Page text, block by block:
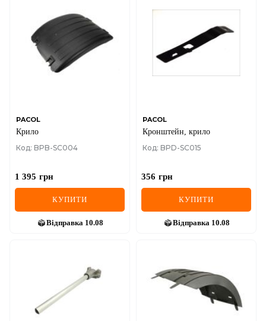
MERCEDES-BENZ
MG
NISSAN
POLESTAR
RENAULT
SEAT
PACOL
Крило
Код: BPB-SC004
1 395 грн
КУПИТИ
Відправка 10.08
PACOL
Кронштейн, крило
Код: BPD-SC015
356 грн
КУПИТИ
Відправка 10.08